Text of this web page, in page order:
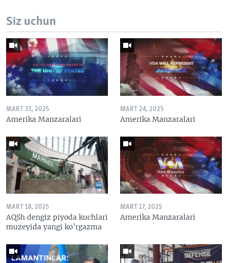
Siz uchun
MART 31, 2025
Amerika Manzaralari
MART 24, 2025
Amerika Manzaralari
MART 18, 2025
AQSh dengiz piyoda kuchlari
muzeyida yangi ko’rgazma
MART 17, 2025
Amerika Manzaralari